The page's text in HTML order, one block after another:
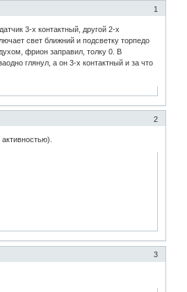
1
3-х контактный, другой 2-х
свет ближний и подсветку торпедо
фрион заправил, толку 0. В
глянул, а он 3-х контактный и за что
2
3